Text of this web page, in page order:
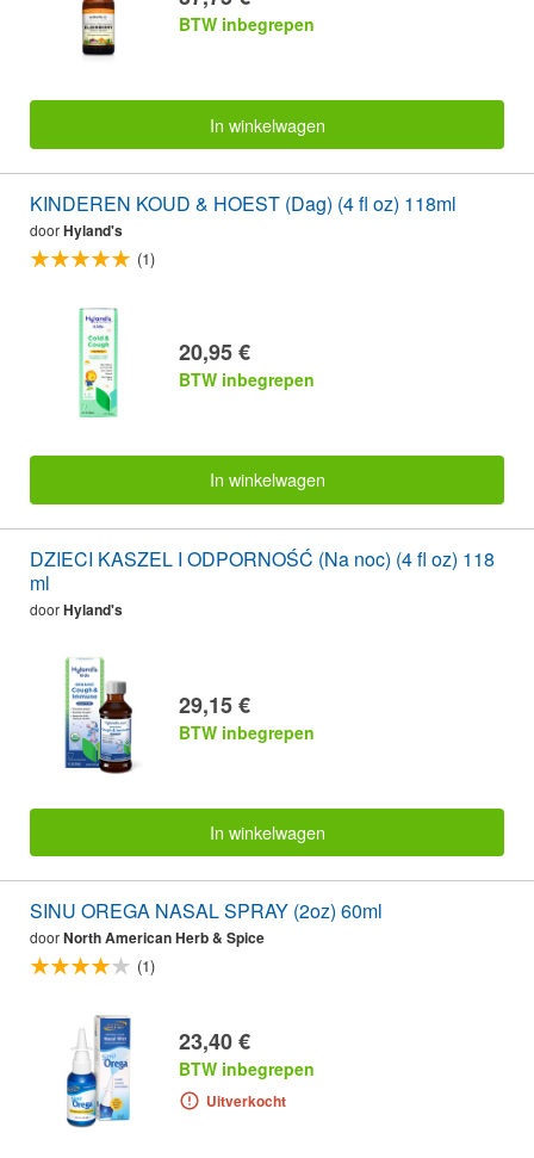
BTW inbegrepen
In winkelwagen
KINDEREN KOUD & HOEST (Dag) (4 fl oz) 118ml
doorHyland's
(1)
20,95 €
BTW inbegrepen
In winkelwagen
DZIECI KASZEL I ODPORNOŚĆ (Na noc) (4 fl oz) 118
ml
doorHyland's
29,15 €
BTW inbegrepen
In winkelwagen
SINU OREGA NASAL SPRAY (2oz) 60ml
doorNorth American Herb & Spice
(1)
23,40 €
BTW inbegrepen
Uitverkocht